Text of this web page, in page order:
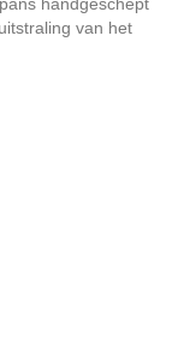
van het